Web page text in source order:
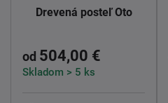
Drevená posteľ Oto
od 504,00 €
Skladom > 5 ks